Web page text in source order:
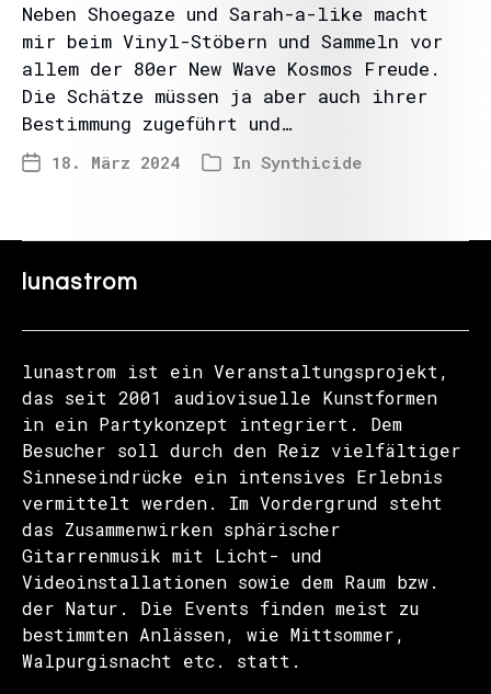
Neben Shoegaze und Sarah-a-like macht
mir beim Vinyl-Stöbern und Sammeln vor
allem der 80er New Wave Kosmos Freude.
Die Schätze müssen ja aber auch ihrer
Bestimmung zugeführt und…
18. März 2024 In Synthicide
lunastrom
lunastrom ist ein Veranstaltungsprojekt,
das seit 2001 audiovisuelle Kunstformen
in ein Partykonzept integriert. Dem
Besucher soll durch den Reiz vielfältiger
Sinneseindrücke ein intensives Erlebnis
vermittelt werden. Im Vordergrund steht
das Zusammenwirken sphärischer
Gitarrenmusik mit Licht- und
Videoinstallationen sowie dem Raum bzw.
der Natur. Die Events finden meist zu
bestimmten Anlässen, wie Mittsommer,
Walpurgisnacht etc. statt.